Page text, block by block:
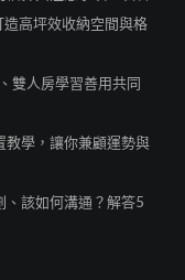
高坪效收納空間與格
雙人房學習善用共同
教學，讓你兼顧運勢與
、該如何溝通？解答5